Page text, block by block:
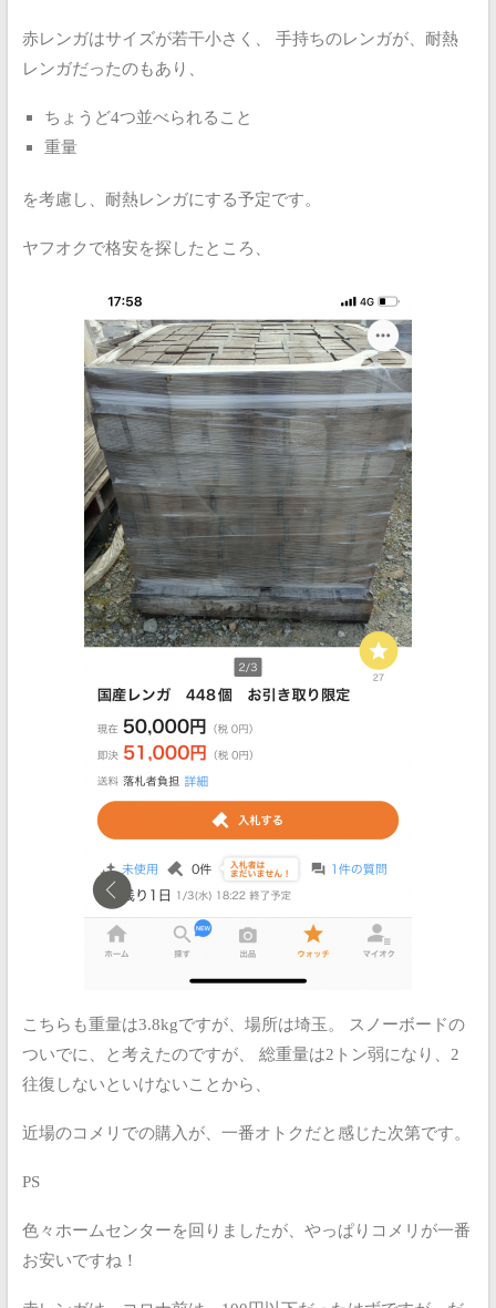
赤レンガはサイズが若干小さく、
手持ちのレンガが、耐熱
レンガだったのもあり、
ちょうど4つ並べられること
重量
を考慮し、耐熱レンガにする予定です。
ヤフオクで格安を探したところ、
こちらも重量は3.8kgですが、場所は埼玉。
スノーボードの
ついでに、と考えたのですが、
総重量は2トン弱になり、2
往復しないといけないことから、
近場のコメリでの購入が、一番オトクだと感じた次第です。
PS
色々ホームセンターを回りましたが、やっぱりコメリが一番
お安いですね！